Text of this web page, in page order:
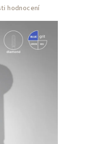
hodnocení